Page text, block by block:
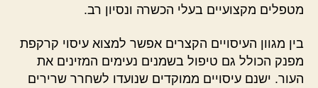
מטפלים מקצועיים בעלי הכשרה ונסיון רב.
בין מגוון העיסויים הקצרים אפשר למצוא עיסוי קרקפת
מפנק הכולל גם טיפול בשמנים נעימים המזינים את
העור. ישנם עיסויים ממוקדים שנועדו לשחרר שרירים